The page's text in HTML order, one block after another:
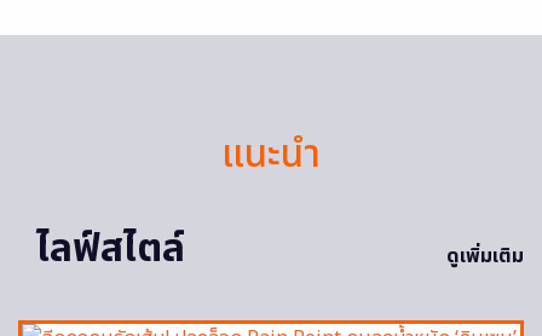
แนะนำ
ไลฟ์สไตล์
ดูเพิ่มเติม